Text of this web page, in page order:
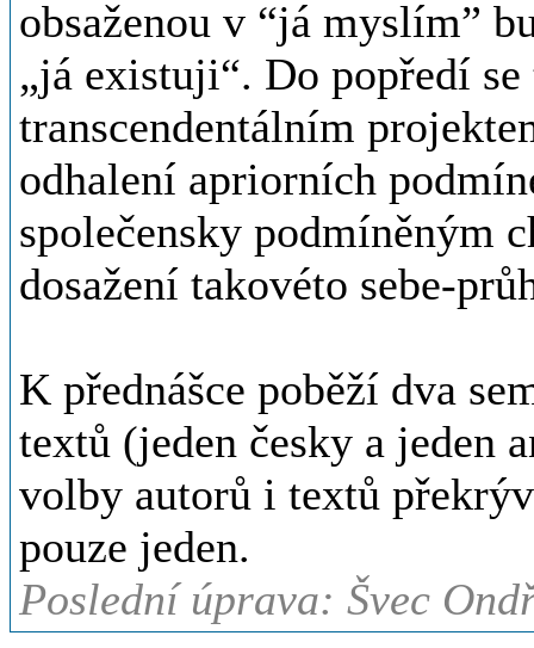
obsaženou v “já myslím”
„já existuji“. Do popředí
transcendentálním
odhalení apriorních
společensky podmíněným
dosažení takovéto sebe-
K přednášce poběží dva
textů (jeden česky a jeden
volby autorů i textů
pouze jeden.
Poslední úprava: Švec